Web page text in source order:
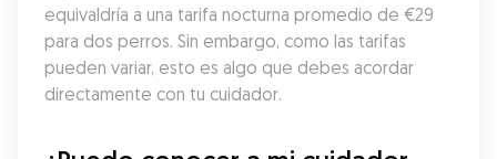
equivaldría a una tarifa nocturna promedio de €29
para dos perros. Sin embargo, como las tarifas
pueden variar, esto es algo que debes acordar
directamente con tu cuidador.